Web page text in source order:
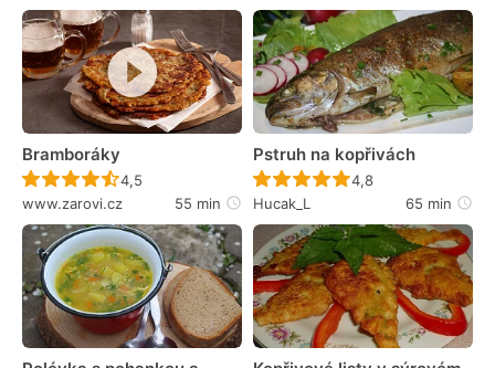
Bramboráky
Recept ještě nebyl hodnocen
4,5
www.zarovi.cz
55 min
Pstruh na kopřivách
Recept ještě nebyl
4,8
Hucak_L
65 min